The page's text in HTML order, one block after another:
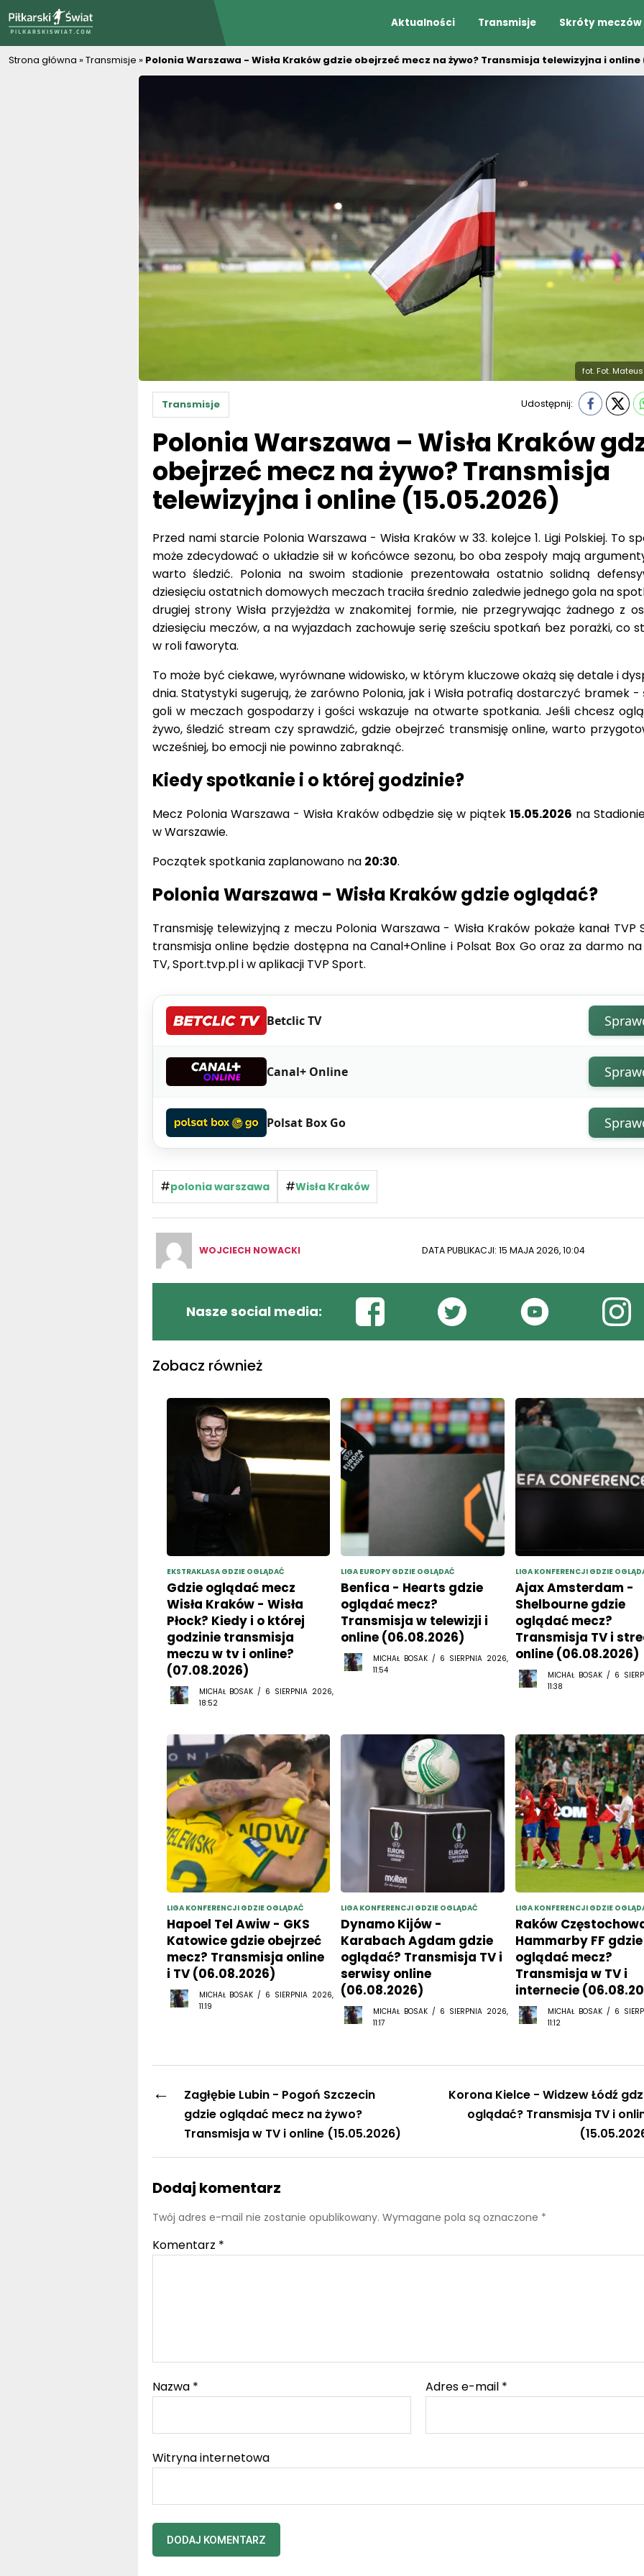
Aktualności Transmisje Skróty meczów
Strona główna »Transmisje » Polonia Warszawa - Wisła Kraków gdzie obejrzeć mecz na żywo? Transmisja telewizyjna i online
fot. Fot.
Transmisje Udostępnij:
Polonia Warszawa – Wisła Kraków
obejrzeć mecz na żywo? Transmisja
telewizyjna i online (15.05.2026)
Przed nami starcie Polonia Warszawa - Wisła Kraków w 33. kolejce 1. Ligi Polskiej. To
może zdecydować o układzie sił w końcówce sezonu, bo oba zespoły mają
warto śledzić. Polonia na swoim stadionie prezentowała ostatnio solidną
dziesięciu ostatnich domowych meczach traciła średnio zaledwie jednego gola na
drugiej strony Wisła przyjeżdża w znakomitej formie, nie przegrywając żadnego z
dziesięciu meczów, a na wyjazdach zachowuje serię sześciu spotkań bez porażki, co
w roli faworyta.
To może być ciekawe, wyrównane widowisko, w którym kluczowe okażą się detale i
dnia. Statystyki sugerują, że zarówno Polonia, jak i Wisła potrafią dostarczyć bramek -
goli w meczach gospodarzy i gości wskazuje na otwarte spotkania. Jeśli chcesz
żywo, śledzić stream czy sprawdzić, gdzie obejrzeć transmisję online, warto
wcześniej, bo emocji nie powinno zabraknąć.
Kiedy spotkanie i o której godzinie?
Mecz Polonia Warszawa - Wisła Kraków odbędzie się w piątek 15.05.2026 na
w Warszawie.
Początek spotkania zaplanowano na 20:30.
Polonia Warszawa - Wisła Kraków gdzie oglądać?
Transmisję telewizyjną z meczu Polonia Warszawa - Wisła Kraków pokaże kanał TVP
transmisja online będzie dostępna na Canal+Online i Polsat Box Go oraz za darmo
TV, Sport.tvp.pl i w aplikacji TVP Sport.
Betclic TV
Canal+ Online
Polsat Box Go
#polonia warszawa #Wisła Kraków
WOJCIECH NOWACKI DATA PUBLIKACJI: 15 MAJA 2026, 10:04
Nasze social media:
Zobacz również
EKSTRAKLASA GDZIE OGLĄDAĆ
Gdzie oglądać mecz
Wisła Kraków - Wisła
Płock? Kiedy i o której
godzinie transmisja
meczu w tv i online?
(07.08.2026)
MICHAŁ BOSAK / 6 SIERPNIA 2026,
18:52
LIGA EUROPY GDZIE OGLĄDAĆ
Benfica - Hearts gdzie
oglądać mecz?
Transmisja w telewizji i
online (06.08.2026)
MICHAŁ BOSAK / 6 SIERPNIA 2026,
11:54
LIGA KONFERENCJI GDZIE
Ajax Amsterdam -
Shelbourne gdzie
oglądać mecz?
Transmisja TV i
online (06.08.2026)
MICHAŁ BOSAK / 6
11:38
LIGA KONFERENCJI GDZIE OGLĄDAĆ
Hapoel Tel Awiw - GKS
Katowice gdzie obejrzeć
mecz? Transmisja online
i TV (06.08.2026)
MICHAŁ BOSAK / 6 SIERPNIA 2026,
11:19
LIGA KONFERENCJI GDZIE OGLĄDAĆ
Dynamo Kijów -
Karabach Agdam gdzie
oglądać? Transmisja TV i
serwisy online
(06.08.2026)
MICHAŁ BOSAK / 6 SIERPNIA 2026,
11:17
LIGA KONFERENCJI GDZIE
Raków
Hammarby FF gdzie
oglądać mecz?
Transmisja w TV i
internecie
MICHAŁ BOSAK / 6
11:12
←
Zagłębie Lubin - Pogoń Szczecin
gdzie oglądać mecz na żywo?
Transmisja w TV i online (15.05.2026)
Korona Kielce - Widzew Łódź
oglądać? Transmisja TV i
Dodaj komentarz
Twój adres e-mail nie zostanie opublikowany. Wymagane pola są oznaczone *
Komentarz *
Nazwa * Adres e-mail *
Witryna internetowa